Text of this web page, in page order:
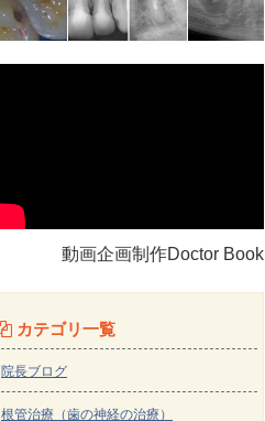
動画企画制作Doctor Book
カテゴリ一覧
院長ブログ
根管治療（歯の神経の治療）